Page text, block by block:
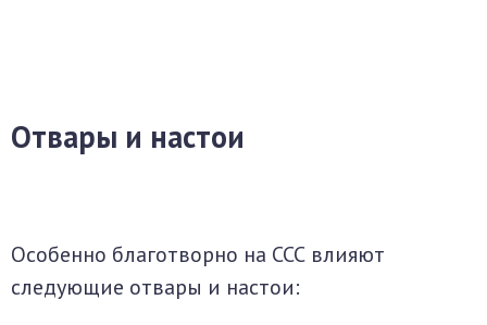
Отвары и настои
Особенно благотворно на ССС влияют
следующие отвары и настои: